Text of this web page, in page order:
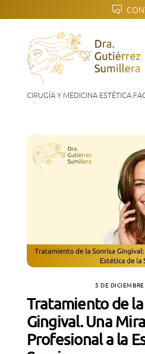
to
content
CIRUGÍA Y MEDICINA ESTÉTICA
5 DE
Tratamiento de
Gingival. Una
Profesional a la